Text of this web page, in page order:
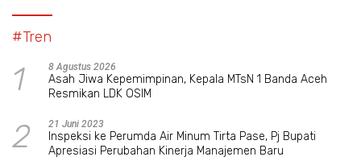
#Tren
1 8 Agustus 2026
Asah Jiwa Kepemimpinan, Kepala MTsN 1 Banda Aceh
Resmikan LDK OSIM
2 21 Juni 2023
Inspeksi ke Perumda Air Minum Tirta Pase, Pj Bupati
Apresiasi Perubahan Kinerja Manajemen Baru